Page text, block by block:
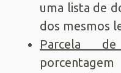
uma lista de
dos mesmos
Parcela